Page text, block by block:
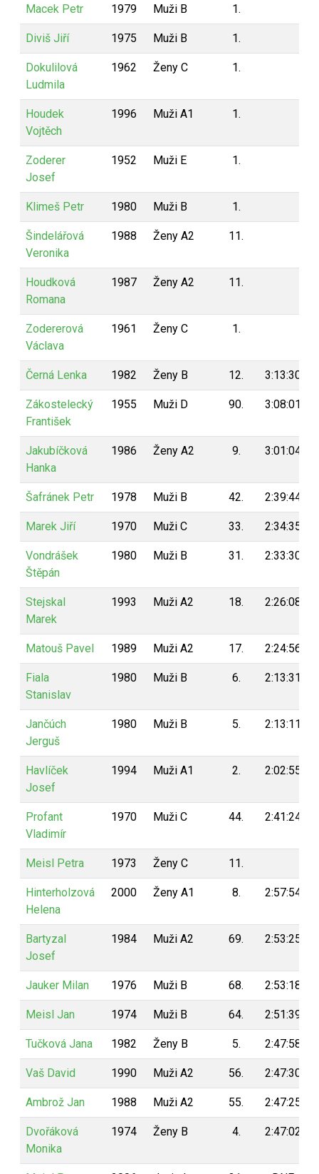
Macek Petr 1979 Muži B 1.
Diviš Jiří 1975 Muži B 1.
Dokulilová
Ludmila
1962 Ženy C 1.
Houdek
Vojtěch
1996 Muži A1 1.
Zoderer
Josef
1952 Muži E 1.
Klimeš Petr 1980 Muži B 1.
Šindelářová
Veronika
1988 Ženy A2 11.
Houdková
Romana
1987 Ženy A2 11.
Zodererová
Václava
1961 Ženy C 1.
Černá Lenka 1982 Ženy B 12. 3:13:30
Zákostelecký
František
1955 Muži D 90. 3:08:01
Jakubíčková
Hanka
1986 Ženy A2 9. 3:01:04
Šafránek Petr 1978 Muži B 42. 2:39:44
Marek Jiří 1970 Muži C 33. 2:34:35
Vondrášek
Štěpán
1980 Muži B 31. 2:33:30
Stejskal
Marek
1993 Muži A2 18. 2:26:08
Matouš Pavel 1989 Muži A2 17. 2:24:56
Fiala
Stanislav
1980 Muži B 6. 2:13:31
Jančúch
Jerguš
1980 Muži B 5. 2:13:11
Havlíček
Josef
1994 Muži A1 2. 2:02:55
Profant
Vladimír
1970 Muži C 44. 2:41:24
Meisl Petra 1973 Ženy C 11.
Hinterholzová
Helena
2000 Ženy A1 8. 2:57:54
Bartyzal
Josef
1984 Muži A2 69. 2:53:25
Jauker Milan 1976 Muži B 68. 2:53:18
Meisl Jan 1974 Muži B 64. 2:51:39
Tučková Jana 1982 Ženy B 5. 2:47:58
Vaš David 1990 Muži A2 56. 2:47:30
Ambrož Jan 1988 Muži A2 55. 2:47:25
Dvořáková
Monika
1974 Ženy B 4. 2:47:02